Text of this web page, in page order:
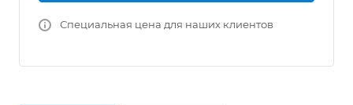
Специальная цена для наших клиентов